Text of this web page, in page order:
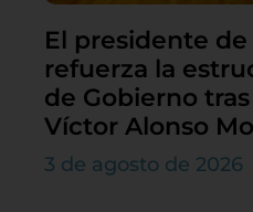
El presidente
refuerza la
de Gobierno
Víctor Alonso
3 de agosto de 2026